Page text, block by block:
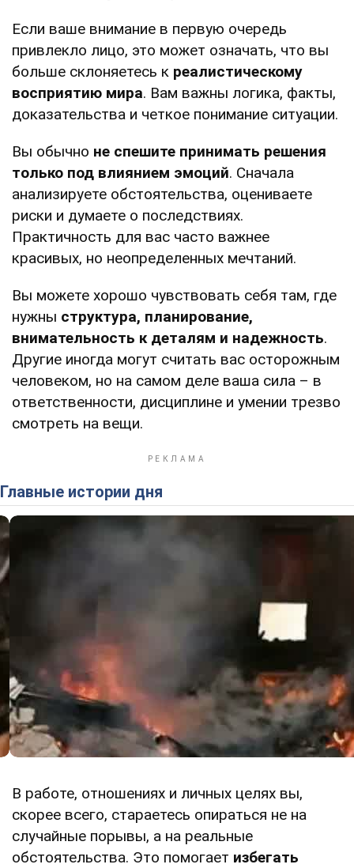
Если ваше внимание в первую очередь
привлекло лицо, это может означать, что вы
больше склоняетесь к реалистическому
восприятию мира. Вам важны логика, факты,
доказательства и четкое понимание ситуации.
Вы обычно не спешите принимать решения
только под влиянием эмоций. Сначала
анализируете обстоятельства, оцениваете
риски и думаете о последствиях.
Практичность для вас часто важнее
красивых, но неопределенных мечтаний.
Вы можете хорошо чувствовать себя там, где
нужны структура, планирование,
внимательность к деталям и надежность.
Другие иногда могут считать вас осторожным
человеком, но на самом деле ваша сила – в
ответственности, дисциплине и умении трезво
смотреть на вещи.
Главные истории дня
В работе, отношениях и личных целях вы,
скорее всего, стараетесь опираться не на
случайные порывы, а на реальные
обстоятельства. Это помогает избегать